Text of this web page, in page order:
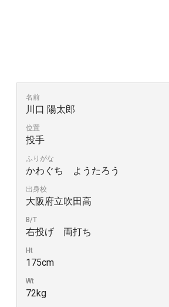
名前
川口 陽太郎
位置
投手
ふりがな
かわぐち ようたろう
出身校
大阪府立吹田高
B/T
右投げ 両打ち
Ht
175cm
Wt
72kg